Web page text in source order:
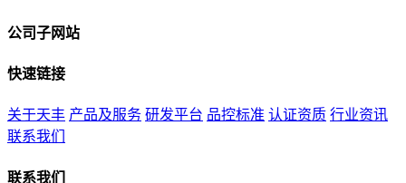
公司子网站
快速链接
关于天丰 产品及服务 研发平台 品控标准 认证资质 行业资讯
联系我们
联系我们